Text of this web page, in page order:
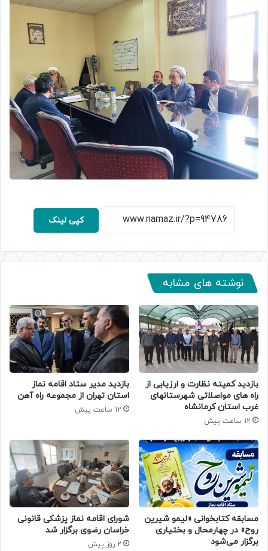
کپی لینک
نوشته های مشابه
بازدید کمیته نظارت و ارزیابی از
راه های مواصلاتی شهرستانهای
غرب استان کرمانشاه
12 ساعت پیش
بازدید مدیر ستاد اقامه نماز
استان تهران از مجموعه راه آهن
12 ساعت پیش
مسابقه کتابخوانی «لیمو شیرین
روح» در چهارمحال و بختیاری
برگزار می‌شود
شورای اقامه نماز پزشکی قانونی
خراسان رضوی برگزار شد
2 روز پیش